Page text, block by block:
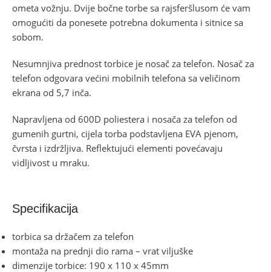
ometa vožnju. Dvije bočne torbe sa rajsferšlusom će vam
omogućiti da ponesete potrebna dokumenta i sitnice sa
sobom.
Nesumnjiva prednost torbice je nosač za telefon. Nosač za
telefon odgovara većini mobilnih telefona sa veličinom
ekrana od 5,7 inča.
Napravljena od 600D poliestera i nosača za telefon od
gumenih gurtni, cijela torba podstavljena EVA pjenom,
čvrsta i izdržljiva. Reflektujući elementi povećavaju
vidljivost u mraku.
Specifikacija
torbica sa držačem za telefon
montaža na prednji dio rama – vrat viljuške
dimenzije torbice: 190 x 110 x 45mm